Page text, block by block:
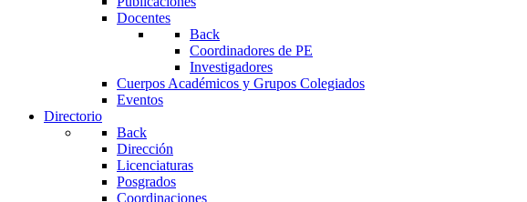
Docentes
Back
Coordinadores de PE
Investigadores
Cuerpos Académicos y Grupos Colegiados
Eventos
Directorio
Back
Dirección
Licenciaturas
Posgrados
Coordinaciones